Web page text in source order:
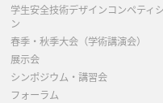
学生安全技術デザインコンペティ
ン
春季・秋季大会（学術講演会）
展示会
シンポジウム・講習会
フォーラム